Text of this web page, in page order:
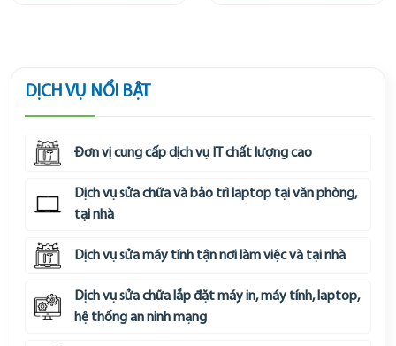
DỊCH VỤ NỔI BẬT
Đơn vị cung cấp dịch vụ IT chất lượng cao
Dịch vụ sửa chữa và bảo trì laptop tại văn phòng,
tại nhà
Dịch vụ sửa máy tính tận nơi làm việc và tại nhà
Dịch vụ sửa chữa lắp đặt máy in, máy tính, laptop,
hệ thống an ninh mạng